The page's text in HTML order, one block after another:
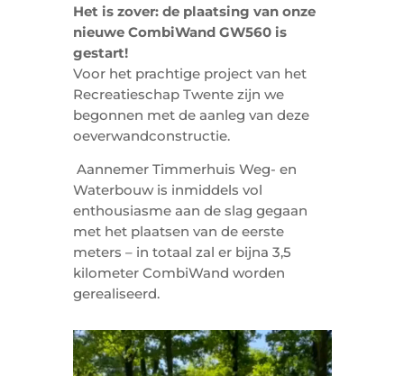
Het is zover: de plaatsing van onze
nieuwe CombiWand GW560 is
gestart!
Voor het prachtige project van het
Recreatieschap Twente zijn we
begonnen met de aanleg van deze
oeverwandconstructie.
Aannemer Timmerhuis Weg- en
Waterbouw is inmiddels vol
enthousiasme aan de slag gegaan
met het plaatsen van de eerste
meters – in totaal zal er bijna 3,5
kilometer CombiWand worden
gerealiseerd.
Videospeler